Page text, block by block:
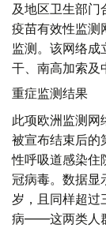
及地区卫生部门
疫苗有效性监测
监测。该网络成
干、南高加索及
重症监测结果
此项欧洲监测网
被宣布结束后
性呼吸道感染
冠病毒。数据显
岁，且同样超过
病——这两类人